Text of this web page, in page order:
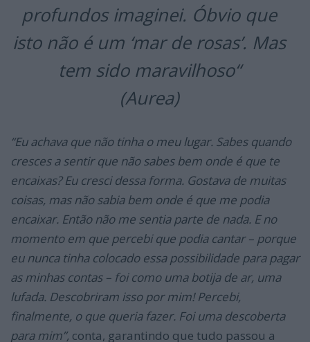
profundos imaginei. Óbvio que
isto não é um ‘mar de rosas’. Mas
tem sido maravilhoso“
(Aurea)
“Eu achava que não tinha o meu lugar. Sabes quando
cresces a sentir que não sabes bem onde é que te
encaixas? Eu cresci dessa forma. Gostava de muitas
coisas, mas não sabia bem onde é que me podia
encaixar. Então não me sentia parte de nada. E no
momento em que percebi que podia cantar – porque
eu nunca tinha colocado essa possibilidade para pagar
as minhas contas – foi como uma botija de ar, uma
lufada. Descobriram isso por mim! Percebi,
finalmente, o que queria fazer. Foi uma descoberta
para mim”, conta, garantindo que tudo passou a